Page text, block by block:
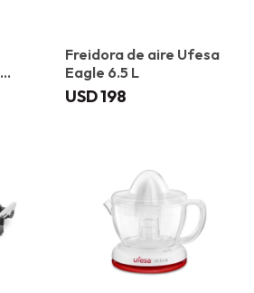
Freidora de aire Ufesa
Eagle 6.5 L
USD198